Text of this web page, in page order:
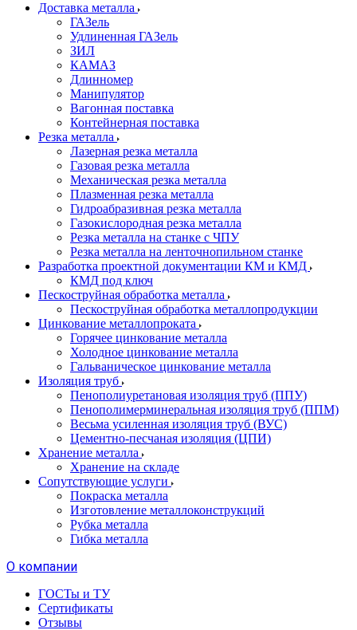
Доставка металла
ГАЗель
Удлиненная ГАЗель
ЗИЛ
КАМАЗ
Длинномер
Манипулятор
Вагонная поставка
Контейнерная поставка
Резка металла
Лазерная резка металла
Газовая резка металла
Механическая резка металла
Плазменная резка металла
Гидроабразивная резка металла
Газокислородная резка металла
Резка металла на станке с ЧПУ
Резка металла на ленточнопильном станке
Разработка проектной документации КМ и КМД
КМД под ключ
Пескоструйная обработка металла
Пескоструйная обработка металлопродукции
Цинкование металлопроката
Горячее цинкование металла
Холодное цинкование металла
Гальваническое цинкование металла
Изоляция труб
Пенополиуретановая изоляция труб (ППУ)
Пенополимерминеральная изоляция труб (ППМ)
Весьма усиленная изоляция труб (ВУС)
Цементно-песчаная изоляция (ЦПИ)
Хранение металла
Хранение на складе
Сопутствующие услуги
Покраска металла
Изготовление металлоконструкций
Рубка металла
Гибка металла
О компании
ГОСТы и ТУ
Сертификаты
Отзывы